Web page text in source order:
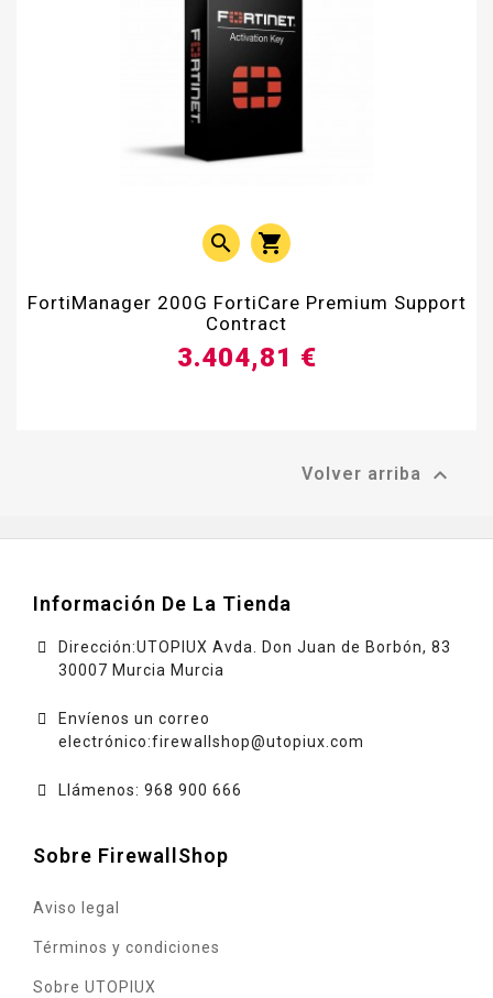
 
FortiManager 200G FortiCare Premium Support
Contract
3.404,81 €
Volver arriba 
Información De La Tienda
Dirección:UTOPIUX Avda. Don Juan de Borbón, 83
30007 Murcia Murcia
Envíenos un correo
electrónico:firewallshop@utopiux.com
Llámenos: 968 900 666
Sobre FirewallShop
Aviso legal
Términos y condiciones
Sobre UTOPIUX